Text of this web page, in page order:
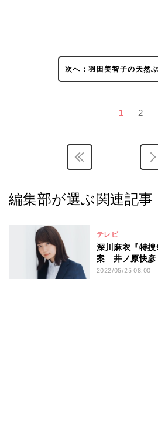
次へ：羽田美智子の天然
1 2
編集部が選ぶ関連記事
テレビ
深川麻衣『特
案 井ノ原快彦
2022/05/25 08:00